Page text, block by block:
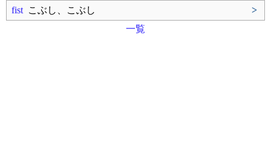
fist こぶし、こぶし
>
一覧